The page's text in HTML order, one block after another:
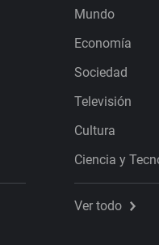
Mundo
Economía
Sociedad
Televisión
Cultura
Ciencia y
Ver todo